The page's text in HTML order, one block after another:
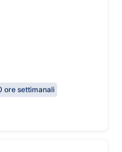
ore settimanali